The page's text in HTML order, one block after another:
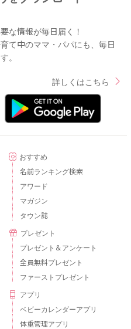
な情報が毎日届く！
て中のママ・パパにも、毎日
。
詳しくはこちら
おすすめ
名前ランキング検索
アワード
マガジン
タウン誌
プレゼント
プレゼント＆アンケート
全員無料プレゼント
ファーストプレゼント
アプリ
ベビーカレンダーアプリ
体重管理アプリ